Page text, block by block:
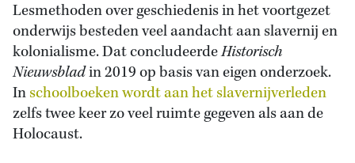
Lesmethoden over geschiedenis in het voortgezet
onderwijs besteden veel aandacht aan slavernij en
kolonialisme. Dat concludeerdeHistorisch
Nieuwsbladin 2019 op basis van eigen onderzoek.
Inschoolboeken wordt aan het slavernijverleden
zelfs twee keer zo veel ruimte gegeven als aan de
Holocaust.